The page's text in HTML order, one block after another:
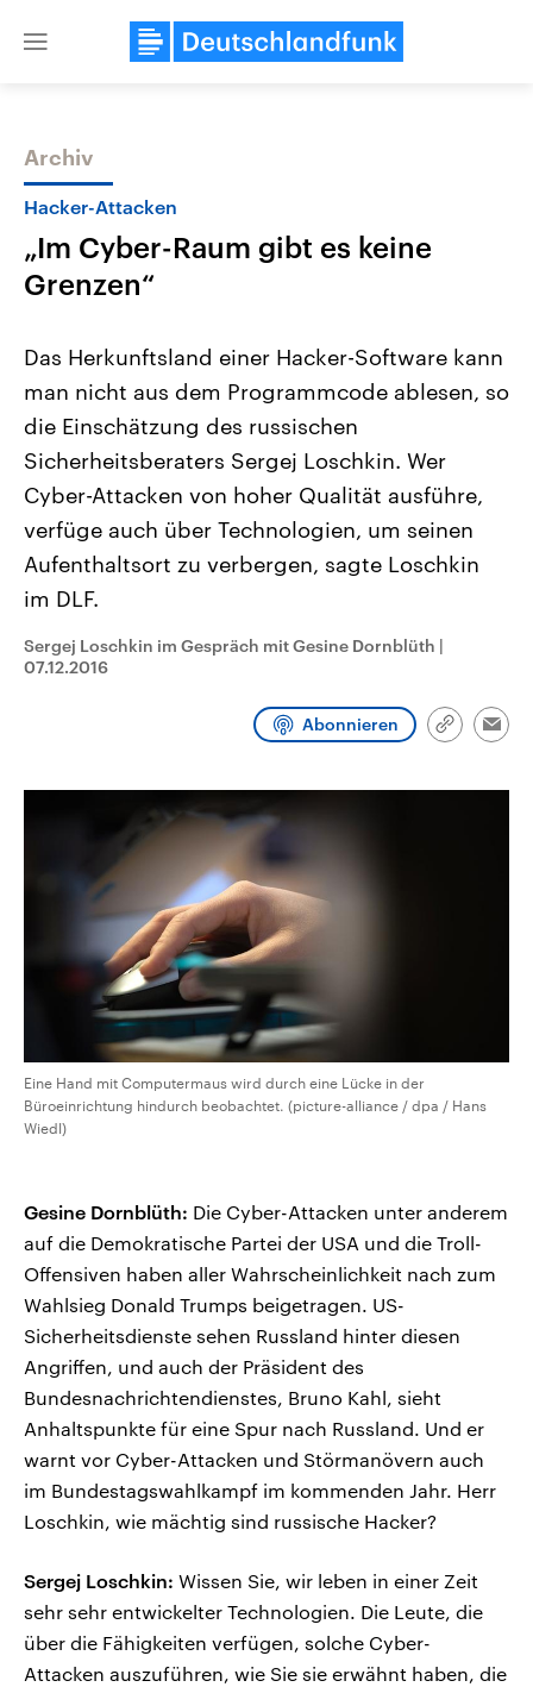
Close
Themen
Landtagswahl Sachsen-Anhalt
2026
Alle Informationen
Sachsen-Anhalt wählt am 6.
September 2026 einen neuen
Landtag. Seit 2021 wird das
Bundesland von einer Koalition aus
CDU, SPD und FDP regiert.-
Umfragen, Prognosen,
und Hintergründe zu den Parteien
Wahl.
USA
Aktuelle Beiträge,
Hintergründe
Wirtschaftlich und
gehören die Vereinigten
den mächtigsten Ländern
mit großem Einfluss auf
aktuelle Weltgeschehen.
Sendungen
Audio-Archiv
Archiv
Hacker-Attacken
„Im Cyber-Raum gibt es keine
Grenzen“
Das Herkunftsland einer Hacker-Software kann
man nicht aus dem Programmcode ablesen, so
die Einschätzung des russischen
Sicherheitsberaters Sergej Loschkin. Wer
Cyber-Attacken von hoher Qualität ausführe,
verfüge auch über Technologien, um seinen
Aufenthaltsort zu verbergen, sagte Loschkin
im DLF.
Sergej Loschkin im Gespräch mit Gesine Dornblüth |
07.12.2016
Abonnieren
Link
Eine Hand mit Computermaus wird durch eine Lücke in der
Büroeinrichtung hindurch beobachtet. (picture-alliance / dpa / Hans
Wiedl)
Gesine Dornblüth: Die Cyber-Attacken unter anderem
auf die Demokratische Partei der USA und die Troll-
Offensiven haben aller Wahrscheinlichkeit nach zum
Wahlsieg Donald Trumps beigetragen. US-
Sicherheitsdienste sehen Russland hinter diesen
Angriffen, und auch der Präsident des
Bundesnachrichtendienstes, Bruno Kahl, sieht
Anhaltspunkte für eine Spur nach Russland. Und er
warnt vor Cyber-Attacken und Störmanövern auch
im Bundestagswahlkampf im kommenden Jahr. Herr
Loschkin, wie mächtig sind russische Hacker?
Sergej Loschkin: Wissen Sie, wir leben in einer Zeit
sehr sehr entwickelter Technologien. Die Leute, die
über die Fähigkeiten verfügen, solche Cyber-
Attacken auszuführen, wie Sie sie erwähnt haben, die